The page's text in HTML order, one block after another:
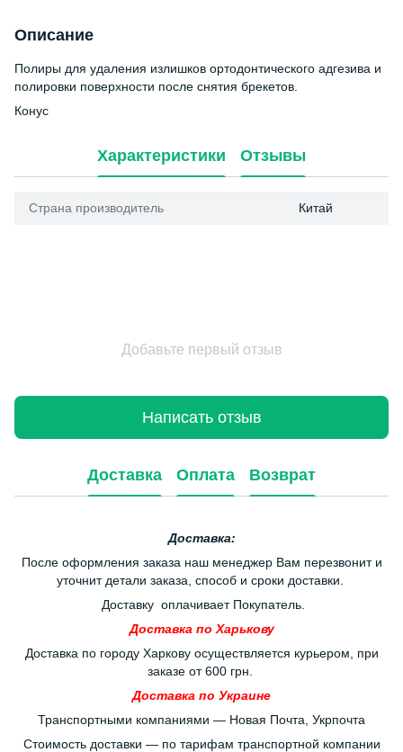
Описание
Полиры для удаления излишков ортодонтического адгезива и
полировки поверхности после снятия брекетов.
Конус
Характеристики Отзывы
Страна производитель Китай
Добавьте первый отзыв
Написать отзыв
Доставка Оплата Возврат
Доставка:
После оформления заказа наш менеджер Вам перезвонит и
уточнит детали заказа, способ и сроки доставки.
Доставку оплачивает Покупатель.
Доставка по Харькову
Доставка по городу Харкову осуществляется курьером, при
заказе от 600 грн.
Доставка по Украине
Транспортными компаниями — Новая Почта, Укрпочта
Стоимость доставки — по тарифам транспортной компании